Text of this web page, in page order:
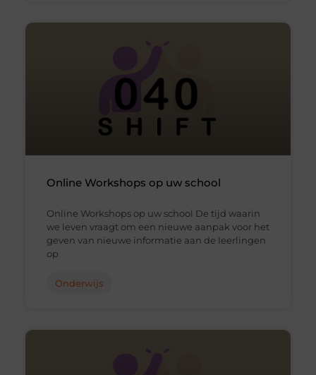
Online Workshops op uw school
Online Workshops op uw school De tijd waarin
we leven vraagt om een nieuwe aanpak voor het
geven van nieuwe informatie aan de leerlingen
op
Onderwijs